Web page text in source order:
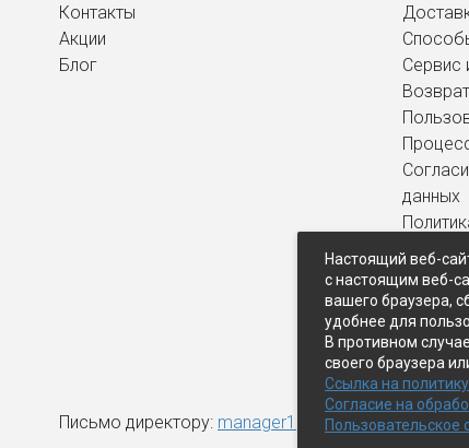
Контакты
Акции
Блог
Сервис
данных
Письмо директору: manager1@expopk.ru
Настоящий веб-
с настоящим веб-
вашего браузера,
удобнее для
В противном
своего браузера
Ссылка на
Согласие на
Пользовательское